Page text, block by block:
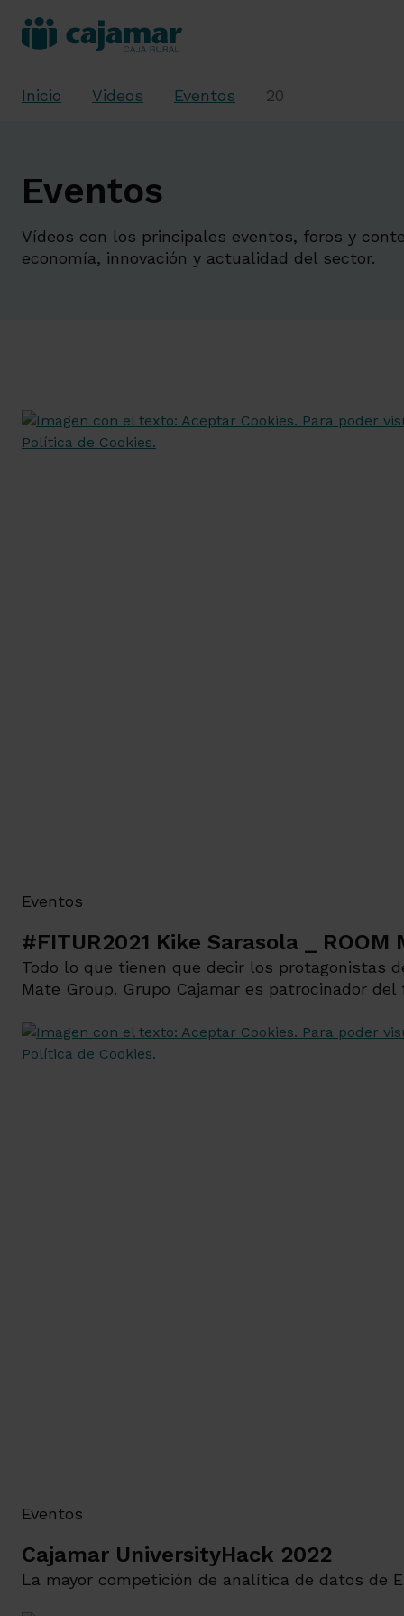
Inicio Videos Eventos 20
Eventos
Vídeos con los principales eventos, foros y
economía, innovación y actualidad del sector.
Eventos
#FITUR2021 Kike Sarasola _ ROOM
Todo lo que tienen que decir los protagonistas
Mate Group. Grupo Cajamar es patrocinador del
Eventos
Cajamar UniversityHack 2022
La mayor competición de analítica de datos de